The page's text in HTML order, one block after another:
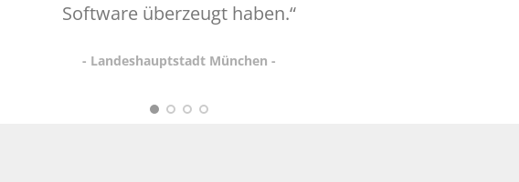
Software überzeugt haben.“
- Landeshauptstadt München -